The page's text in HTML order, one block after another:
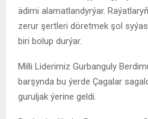
ädimi alamatlandyrýar.
zerur şertleri döretmek şol
biri bolup durýar.
Milli Liderimiz Gurbanguly
barşynda bu ýerde Çagalar
guruljak ýerine geldi.